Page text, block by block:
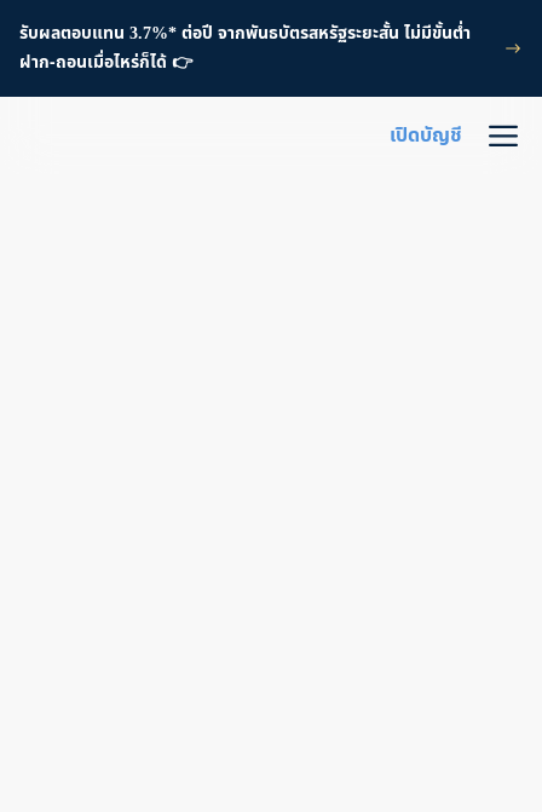
รับผลตอบแทน 3.7%* ต่อปี จากพันธบัตรสหรัฐระยะสั้น ไม่มีขั้นต่ำ
ฝาก-ถอนเมื่อไหร่ก็ได้ 👉
เปิดบัญชี